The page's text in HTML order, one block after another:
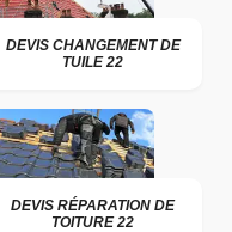
DEVIS CHANGEMENT DE
TUILE 22
DEVIS RÉPARATION DE
TOITURE 22